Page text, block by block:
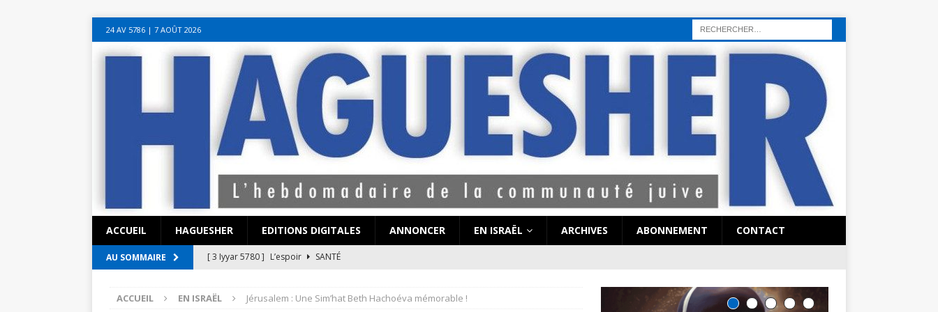
seks hattı numara istanbul escort bayanlar sex hattı telefonda seks numara
canlı sohbet hatları sohbet numaraları ucuz sex sohbet hattı numaraları
24 AV 5786‎ | 7 AOÛT 2026
ACCUEIL HAGUESHER EDITIONS DIGITALES ANNONCER EN ISRAËL ARCHIVES ABONNEMENT CONTACT
AU SOMMAIRE [ 3 Iyyar 5780 ] L’espoir
SANTÉ
?
EN ISRAËL
ACCUEIL EN ISRAËL Jérusalem : Une Sim’hat Beth Hachoéva mémorable !